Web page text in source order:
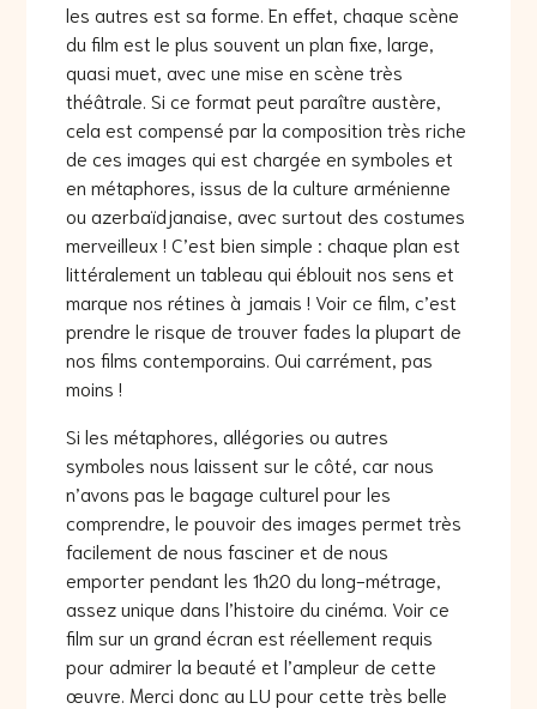
les autres est sa forme. En effet, chaque scène
du film est le plus souvent un plan fixe, large,
quasi muet, avec une mise en scène très
théâtrale. Si ce format peut paraître austère,
cela est compensé par la composition très riche
de ces images qui est chargée en symboles et
en métaphores, issus de la culture arménienne
ou azerbaïdjanaise, avec surtout des costumes
merveilleux ! C’est bien simple : chaque plan est
littéralement un tableau qui éblouit nos sens et
marque nos rétines à jamais ! Voir ce film, c’est
prendre le risque de trouver fades la plupart de
nos films contemporains. Oui carrément, pas
moins !
Si les métaphores, allégories ou autres
symboles nous laissent sur le côté, car nous
n’avons pas le bagage culturel pour les
comprendre, le pouvoir des images permet très
facilement de nous fasciner et de nous
emporter pendant les 1h20 du long-métrage,
assez unique dans l’histoire du cinéma. Voir ce
film sur un grand écran est réellement requis
pour admirer la beauté et l’ampleur de cette
œuvre. Merci donc au LU pour cette très belle